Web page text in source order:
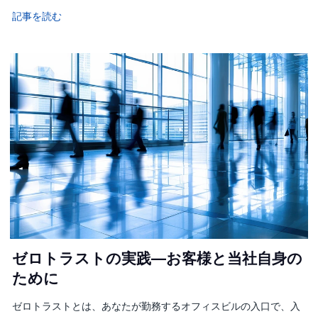
記事を読む
ゼロトラストの実践—お客様と当社自身の
ために
ゼロトラストとは、あなたが勤務するオフィスビルの入口で、入